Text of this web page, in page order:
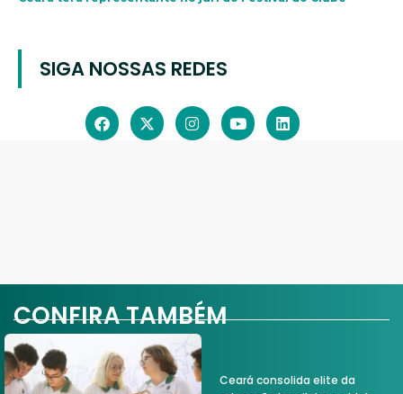
SIGA NOSSAS REDES
CONFIRA TAMBÉM
Ceará consolida elite da